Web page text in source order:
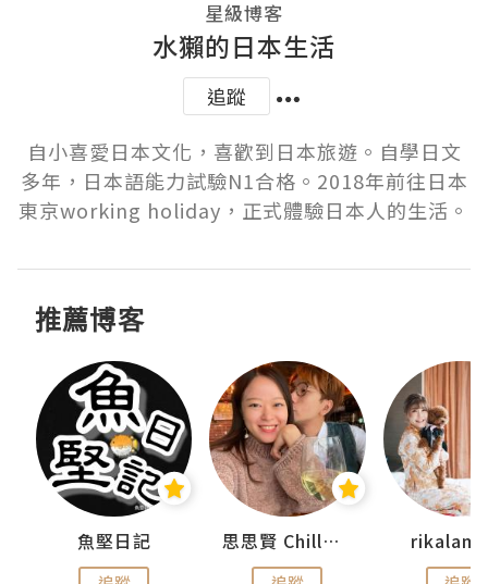
星級博客
水獺的日本生活
追蹤
自小喜愛日本文化，喜歡到日本旅遊。自學日文
多年，日本語能力試驗N1合格。2018年前往日本
東京working holiday，正式體驗日本人的生活。
推薦博客
魚堅日記 思思賢 ChillMyBabe